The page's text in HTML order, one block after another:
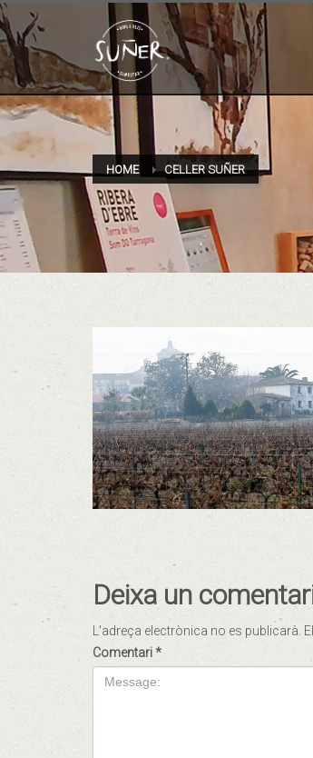
HOME CELLER SUÑER
Deixa un
L'adreça electrònica no es publicarà.
Comentari*